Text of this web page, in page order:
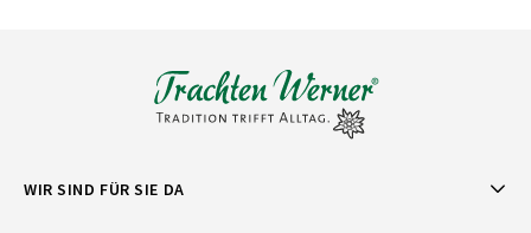
WIR SIND FÜR SIE DA